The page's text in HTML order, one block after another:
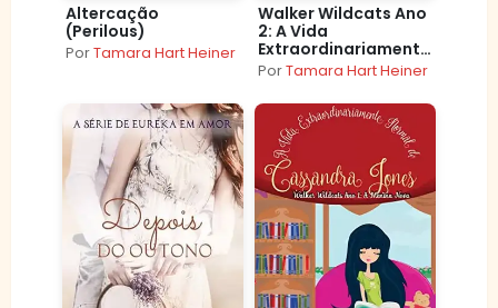
Altercação
(Perilous)
PorTamara Hart Heiner
Walker Wildcats Ano
2: A Vida
Extraordinariamente
Normal de
(Saga da Cassandra
Jones)
PorTamara Hart Heiner